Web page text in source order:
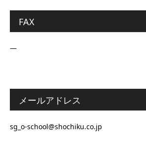
FAX
―
メールアドレス
sg_o-school@shochiku.co.jp